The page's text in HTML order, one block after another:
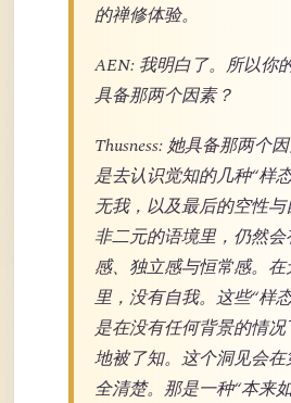
的禅修体验。
AEN: 我明白了。所以你
具备那两个因素？
Thusness: 她具备那两个
是去认识觉知的几种“样态
无我，以及最后的空性
非二元的语境里，仍然
感、独立感与恒常感。
里，没有自我。这些“样
是在没有任何背景的情
地被了知。这个洞见会
全清楚。那是一种“本来